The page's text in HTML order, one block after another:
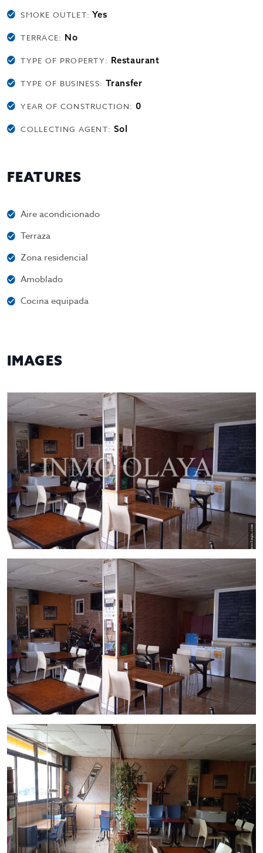
SMOKE OUTLET:Yes
TERRACE: No
TYPE OF PROPERTY: Restaurant
TYPE OF BUSINESS: Transfer
YEAR OF CONSTRUCTION: 0
COLLECTING AGENT: Sol
FEATURES
Aire acondicionado
Terraza
Zona residencial
Amoblado
Cocina equipada
IMAGES